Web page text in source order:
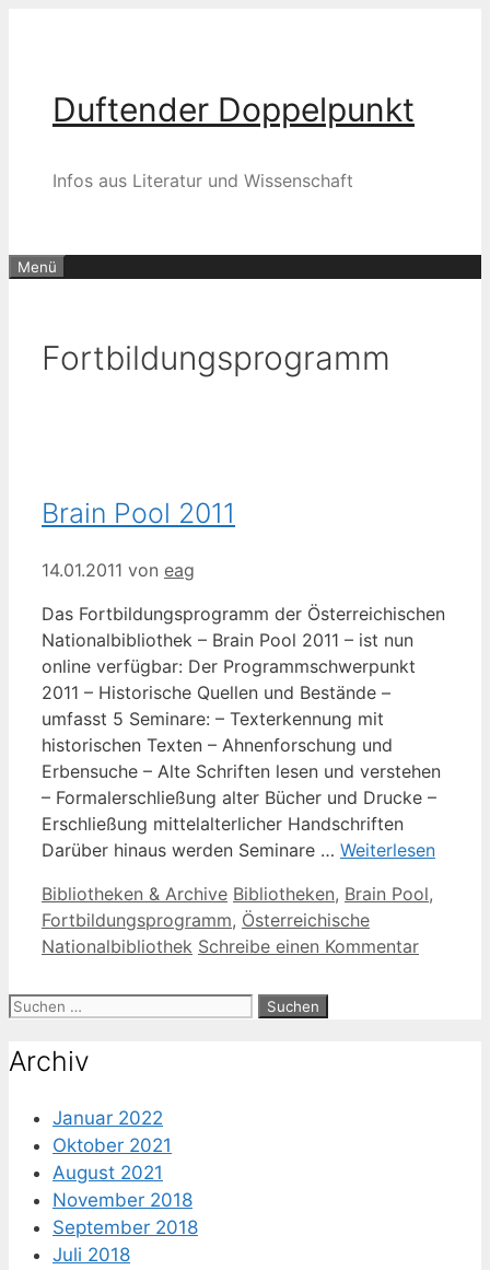
Duftender Doppelpunkt
Infos aus Literatur und Wissenschaft
Menü
Fortbildungsprogramm
Brain Pool 2011
14.01.2011 von eag
Das Fortbildungsprogramm der Österreichischen
Nationalbibliothek – Brain Pool 2011 – ist nun
online verfügbar: Der Programmschwerpunkt
2011 – Historische Quellen und Bestände –
umfasst 5 Seminare: – Texterkennung mit
historischen Texten – Ahnenforschung und
Erbensuche – Alte Schriften lesen und verstehen
– Formalerschließung alter Bücher und Drucke –
Erschließung mittelalterlicher Handschriften
Darüber hinaus werden Seminare … Weiterlesen
Kategorien
Bibliotheken & Archive Schlagwörter
Bibliotheken, Brain Pool,
Fortbildungsprogramm, Österreichische
Nationalbibliothek Schreibe einen Kommentar
Suche
Archiv
Januar 2022
Oktober 2021
August 2021
November 2018
September 2018
Juli 2018